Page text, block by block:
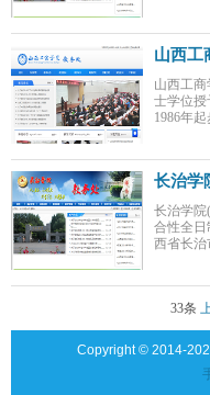
山西工
山西工
士学位授
1986年
长治学
长治学院
合性全
西省长治
33条
Copyright © 2014-